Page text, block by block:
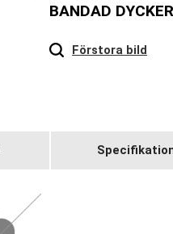
BANDAD
Förstora bild